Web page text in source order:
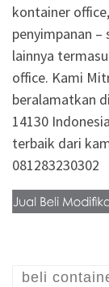
kontainer
penyimpanan
lainnya
office. Kami
beralamatkan
14130
terbaik dari
081283230302
beli